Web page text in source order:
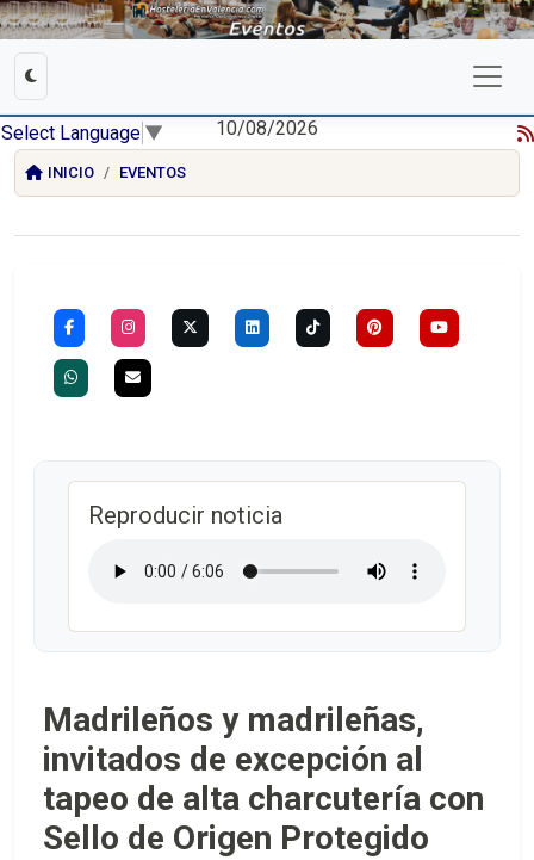
Select Language ▼ 10/08/2026
INICIO EVENTOS
Reproducir noticia
Madrileños y madrileñas,
invitados de excepción al
tapeo de alta charcutería con
Sello de Origen Protegido